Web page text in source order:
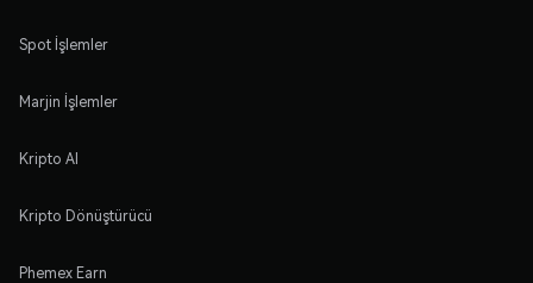
Spot İşlemler
Marjin İşlemler
Kripto Al
Kripto Dönüştürücü
Phemex Earn